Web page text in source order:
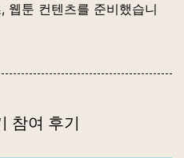
웹툰 컨텐츠를 준비했습니
참여 후기